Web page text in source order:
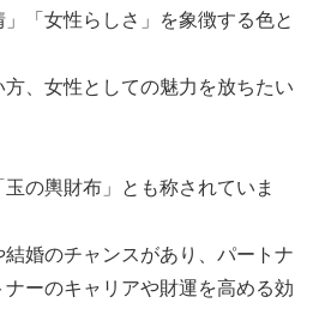
「女性らしさ」を象徴する色と
、女性としての魅力を放ちたい
の輿財布」とも称されていま
婚のチャンスがあり、パートナ
ーのキャリアや財運を高める効